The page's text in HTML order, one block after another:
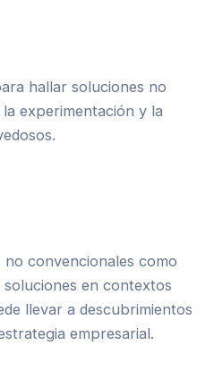
hallar soluciones no
experimentación y la
convencionales como
en contextos
llevar a descubrimientos
empresarial.